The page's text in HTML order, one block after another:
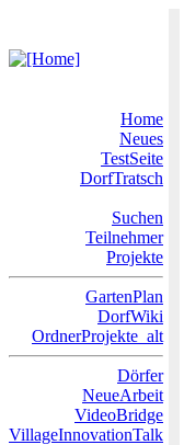
Home
Neues
TestSeite
DorfTratsch
Suchen
Teilnehmer
Projekte
GartenPlan
DorfWiki
OrdnerProjekte_alt
Dörfer
NeueArbeit
VideoBridge
VillageInnovationTalk